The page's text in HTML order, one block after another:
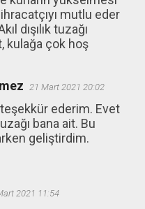
mutlu eder
dışılık tuzağı
kulağa çok hoş
21 Mart 2021 20:02
ederim. Evet
tuzağı bana ait. Bu
geliştirdim.
2021 11:54